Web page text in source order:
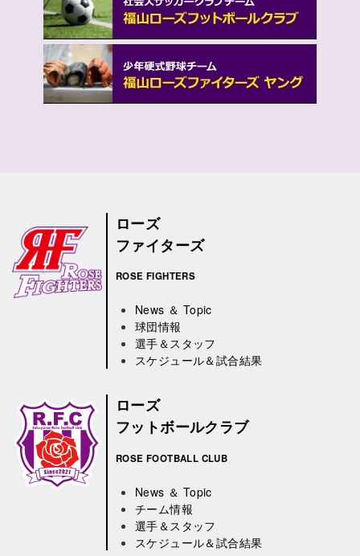
ローズ
ファイターズ
ROSE FIGHTERS
News ＆ Topic
球団情報
選手＆スタッフ
スケジュール＆試合結果
ローズ
フットボールクラブ
ROSE FOOTBALL CLUB
News ＆ Topic
チーム情報
選手＆スタッフ
スケジュール＆試合結果